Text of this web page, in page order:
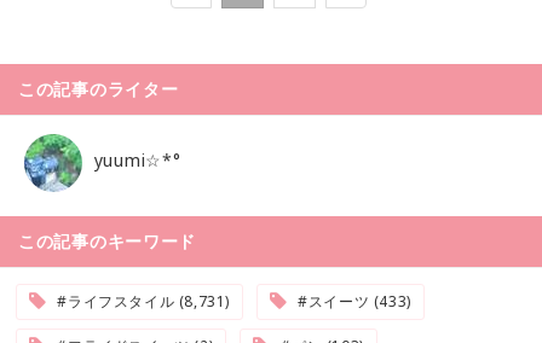
この記事のライター
yuumi☆*°
この記事のキーワード
#ライフスタイル (8,731) #スイーツ (433)